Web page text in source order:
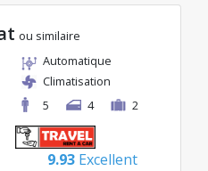
ou similaire
Automatique
Climatisation
5
4 2
9.93 Excellent